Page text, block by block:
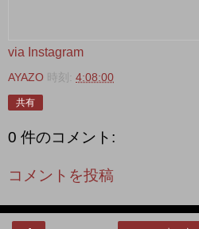
via Instagram
AYAZO 時刻: 4:08:00
共有
0 件のコメント:
コメントを投稿